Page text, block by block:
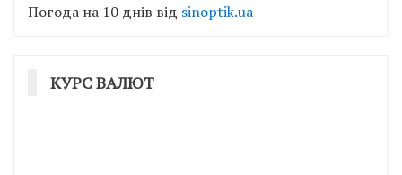
Погода на 10 днів від sinoptik.ua
КУРС ВАЛЮТ